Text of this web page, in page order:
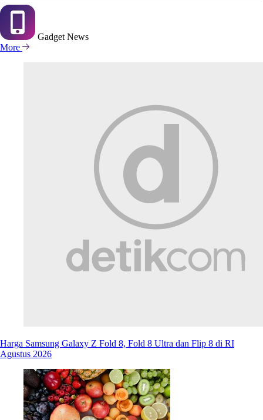
Gadget News
More
Harga Samsung Galaxy Z Fold 8, Fold 8 Ultra dan Flip 8 di RI
Agustus 2026